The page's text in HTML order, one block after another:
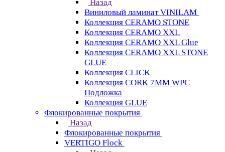
Назад
Виниловый ламинат VINILAM
Коллекция CERAMO STONE
Коллекция CERAMO XXL
Коллекция CERAMO XXL Glue
Коллекция CERAMO XXL STONE
GLUE
Коллекция CLICK
Коллекция CORK 7MM WPC
Подложка
Коллекция GLUE
Флокированные покрытия
Назад
Флокированные покрытия
VERTIGO Flock